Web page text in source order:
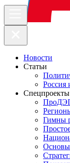
Новости
Статьи
Россия
Спецпроекты
Гимны
Основы